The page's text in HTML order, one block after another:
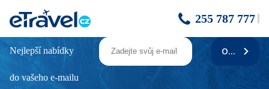
255 787 777
MADEIRA PANORAMICO
Poloha
Nejlepší nabídky
do vašeho e-mailu
ODEBÍRAT